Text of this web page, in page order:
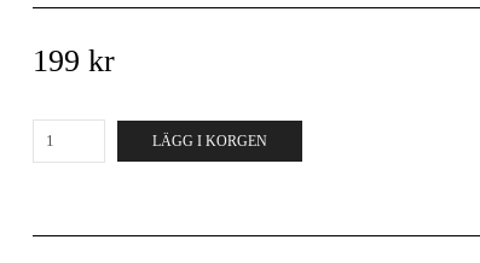
199 kr
LÄGG I KORGEN